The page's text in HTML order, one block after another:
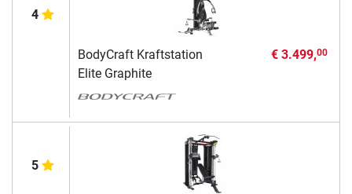
4
BodyCraft Kraftstation
Elite Graphite
€ 3.499,00
5